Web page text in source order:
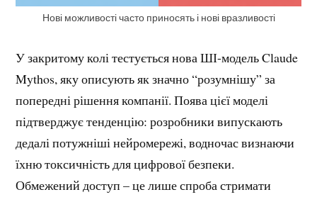
Нові можливості часто приносять і нові вразливості
У закритому колі тестується нова ШІ-модель Claude
Mythos, яку описують як значно “розумнішу” за
попередні рішення компанії. Поява цієї моделі
підтверджує тенденцію: розробники випускають
дедалі потужніші нейромережі, водночас визнаючи
їхню токсичність для цифрової безпеки.
Обмежений доступ – це лише спроба стримати